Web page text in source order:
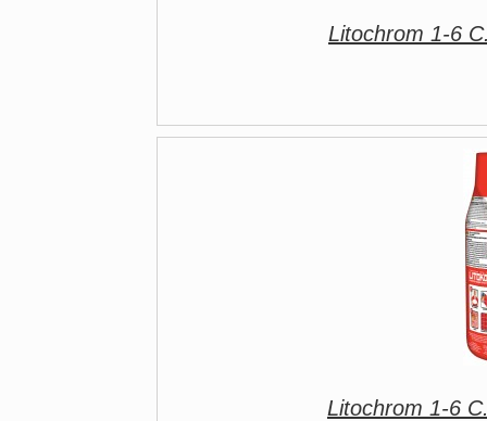
Litochrom 1-6
Litochrom 1-6